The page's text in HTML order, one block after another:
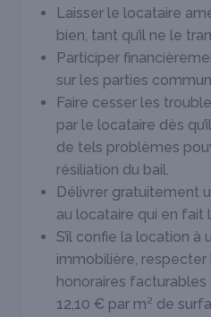
Laisser le locataire
bien, tant qu’il ne le
Participer
sur les parties
Faire cesser les
par le locataire dès
de tels problèmes
résiliation du bail.
Délivrer gratuitement
au locataire qui en fait
S’il confie la location à
immobilière,
honoraires facturables
12,10 € par m² de